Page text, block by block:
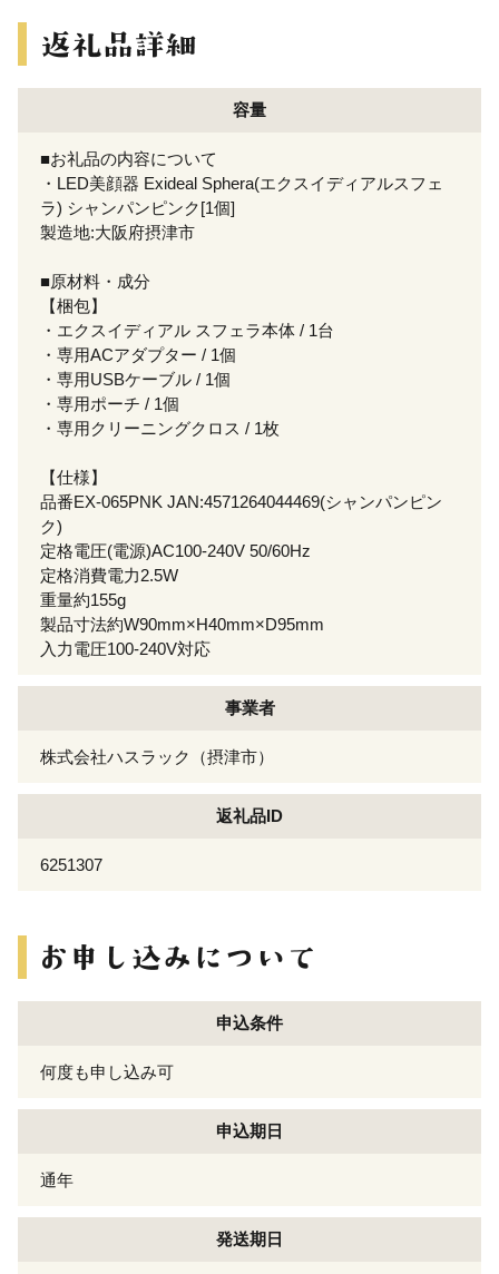
容量
■お礼品の内容について
・LED美顔器 Exideal Sphera(エクスイディアルスフェ
ラ) シャンパンピンク[1個]
製造地:大阪府摂津市
■原材料・成分
【梱包】
・エクスイディアル スフェラ本体 / 1台
・専用ACアダプター / 1個
・専用USBケーブル / 1個
・専用ポーチ / 1個
・専用クリーニングクロス / 1枚
【仕様】
品番EX-065PNK JAN:4571264044469(シャンパンピン
ク)
定格電圧(電源)AC100-240V 50/60Hz
定格消費電力2.5W
重量約155g
製品寸法約W90mm×H40mm×D95mm
入力電圧100-240V対応
事業者
株式会社ハスラック（摂津市）
返礼品ID
6251307
申込条件
何度も申し込み可
申込期日
通年
発送期日